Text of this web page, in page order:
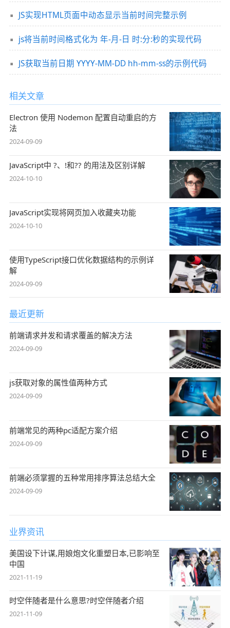
JS实现HTML页面中动态显示当前时间完整示例
js将当前时间格式化为 年-月-日 时:分:秒的实现代码
JS获取当前日期 YYYY-MM-DD hh-mm-ss的示例代码
相关文章
Electron 使用 Nodemon 配置自动重启的方
法
2024-09-09
JavaScript中 ?、!和?? 的用法及区别详解
2024-10-10
JavaScript实现将网页加入收藏夹功能
2024-10-10
使用TypeScript接口优化数据结构的示例详
解
2024-09-09
最近更新
前端请求并发和请求覆盖的解决方法
2024-09-09
js获取对象的属性值两种方式
2024-09-09
前端常见的两种pc适配方案介绍
2024-09-09
前端必须掌握的五种常用排序算法总结大全
2024-09-09
业界资讯
美国设下计谋,用娘炮文化重塑日本,已影响至
中国
2021-11-19
时空伴随者是什么意思?时空伴随者介绍
2021-11-09